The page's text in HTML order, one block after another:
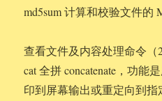
md5sum 计算和校验文件的
查看文件及内容处理命令（
cat 全拼 concatenate，功能
印到屏幕输出或重定向到指